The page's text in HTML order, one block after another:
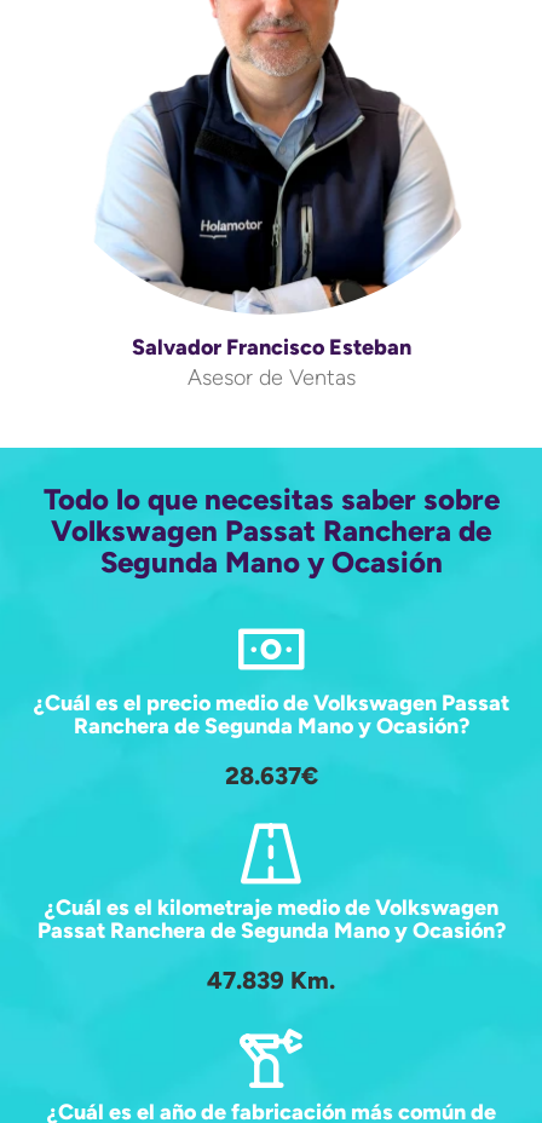
Salvador Francisco Esteban
Asesor de Ventas
Todo lo que necesitas saber sobre
Volkswagen Passat Ranchera de
Segunda Mano y Ocasión
¿Cuál es el precio medio de Volkswagen Passat
Ranchera de Segunda Mano y Ocasión?
28.637€
¿Cuál es el kilometraje medio de Volkswagen
Passat Ranchera de Segunda Mano y Ocasión?
47.839 Km.
¿Cuál es el año de fabricación más común de